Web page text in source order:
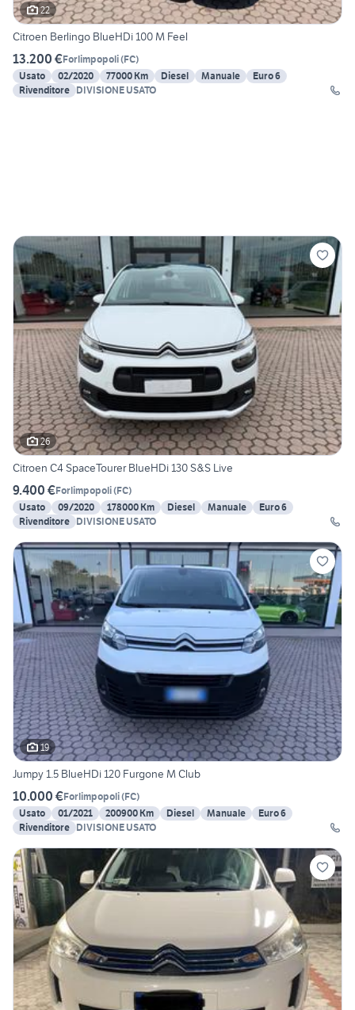
22
Citroen Berlingo BlueHDi 100 M Feel
13.200 €Forlimpopoli(FC)
Usato
02/2020 77000 Km Diesel Manuale
Euro 6
Rivenditore DIVISIONE USATO
26
Citroen C4 SpaceTourer BlueHDi 130 S&S Live
9.400 €Forlimpopoli(FC)
Usato
09/2020 178000 Km Diesel Manuale
Euro 6
Rivenditore DIVISIONE USATO
19
Jumpy 1.5 BlueHDi 120 Furgone M Club
10.000 €Forlimpopoli(FC)
Usato
01/2021 200900 Km Diesel Manuale
Euro 6
Rivenditore DIVISIONE USATO